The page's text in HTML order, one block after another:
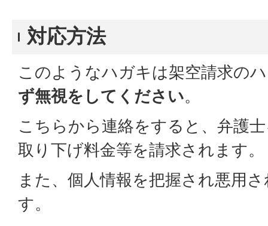
対応方法
このようなハガキは架空請求の
ず無視をしてください。
こちらから連絡をすると、弁護
取り下げ料金等を請求されます。
また、個人情報を把握され悪用
す。